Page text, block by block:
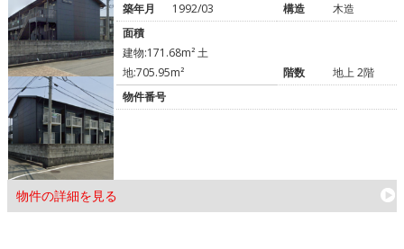
物件の詳細を見る
築年月
1992/03 構造
木造
面積
建物:171.68m² 土
地:705.95m²
階数
地上 2階
物件番号